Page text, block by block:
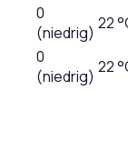
0
(niedrig) 22
0
(niedrig) 22